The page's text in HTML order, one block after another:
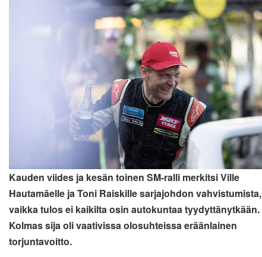
Kauden viides ja kesän toinen SM-ralli merkitsi Ville
Hautamäelle ja Toni Raiskille sarjajohdon vahvistumista,
vaikka tulos ei kaikilta osin autokuntaa tyydyttänytkään.
Kolmas sija oli vaativissa olosuhteissa eräänlainen
torjuntavoitto.